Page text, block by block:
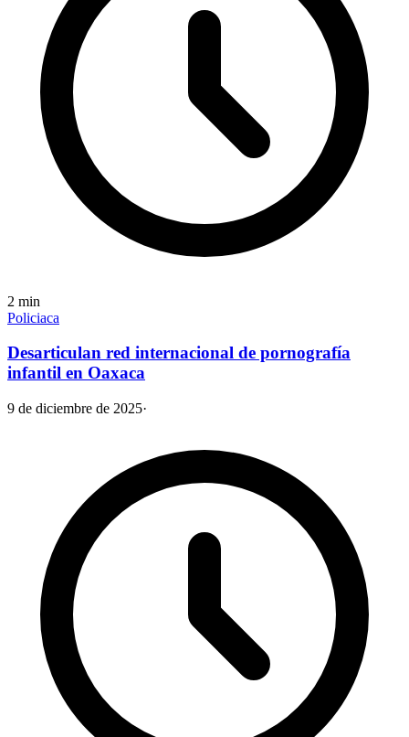
2 min
Policiaca
Desarticulan red internacional de pornografía
infantil en Oaxaca
9 de diciembre de 2025·